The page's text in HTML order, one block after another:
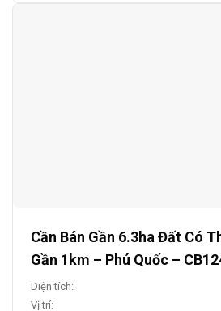
Cần Bán Gần 6.3ha Đất Có
Gần 1km – Phú Quốc –
Diện tích:
Vị trí: